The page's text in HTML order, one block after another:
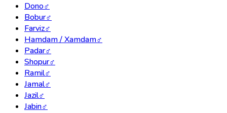
Dono♂
Bobur♂
Farviz♂
Hamdam / Xamdam♂
Padar♂
Shopur♂
Ramil♂
Jamal♂
Jazil♂
Jabin♂